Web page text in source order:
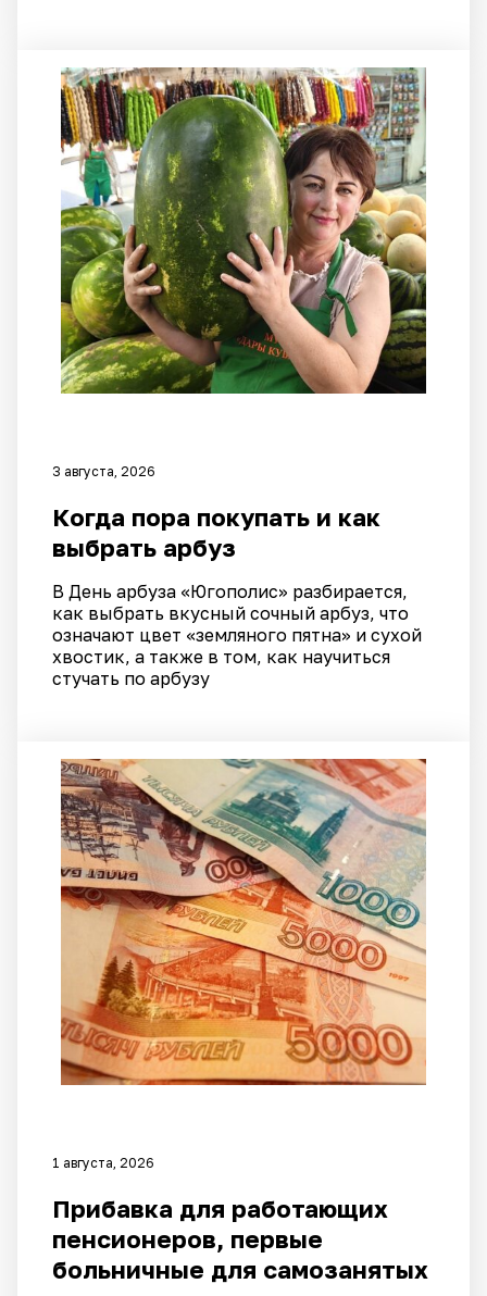
3 августа, 2026
Когда пора покупать и как
выбрать арбуз
В День арбуза «Югополис» разбирается,
как выбрать вкусный сочный арбуз, что
означают цвет «земляного пятна» и сухой
хвостик, а также в том, как научиться
стучать по арбузу
1 августа, 2026
Прибавка для работающих
пенсионеров, первые
больничные для самозанятых